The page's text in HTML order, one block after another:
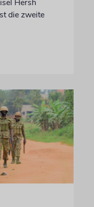
Hersh
die zweite